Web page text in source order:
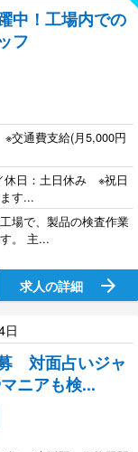
中！工場内での
フ
交通費支給(月5,000円
休日：土日休み ※祝日
す...
場で、製品の検査作業
。 主...
求人の詳細 arrow_forward
日
対面占いジャ
ニアも検...